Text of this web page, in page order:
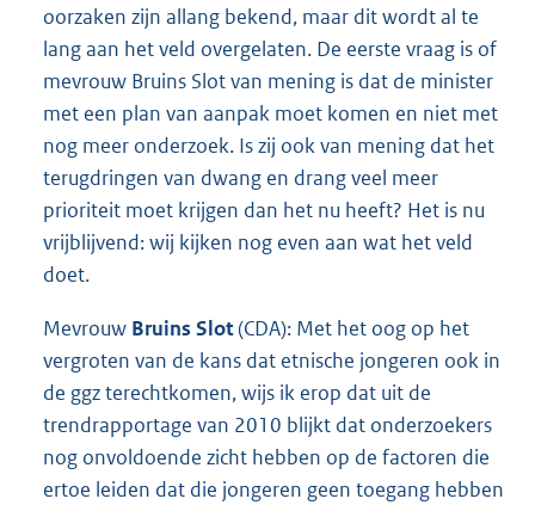
oorzaken zijn allang bekend, maar dit wordt al te
lang aan het veld overgelaten. De eerste vraag is of
mevrouw Bruins Slot van mening is dat de minister
met een plan van aanpak moet komen en niet met
nog meer onderzoek. Is zij ook van mening dat het
terugdringen van dwang en drang veel meer
prioriteit moet krijgen dan het nu heeft? Het is nu
vrijblijvend: wij kijken nog even aan wat het veld
doet.
Mevrouw Bruins Slot(CDA): Met het oog op het
vergroten van de kans dat etnische jongeren ook in
de ggz terechtkomen, wijs ik erop dat uit de
trendrapportage van 2010 blijkt dat onderzoekers
nog onvoldoende zicht hebben op de factoren die
ertoe leiden dat die jongeren geen toegang hebben